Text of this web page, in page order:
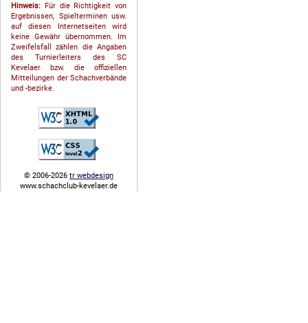
Hinweis: Für die Richtigkeit von
Ergebnissen, Spielterminen usw.
auf diesen Internetseiten wird
keine Gewähr übernommen. Im
Zweifelsfall zählen die Angaben
des Turnierleiters des SC
Kevelaer bzw. die offiziellen
Mitteilungen der Schach­ver­bände
und -bezirke.
© 2006-2026 tr webdesign
www.schachclub-kevelaer.de